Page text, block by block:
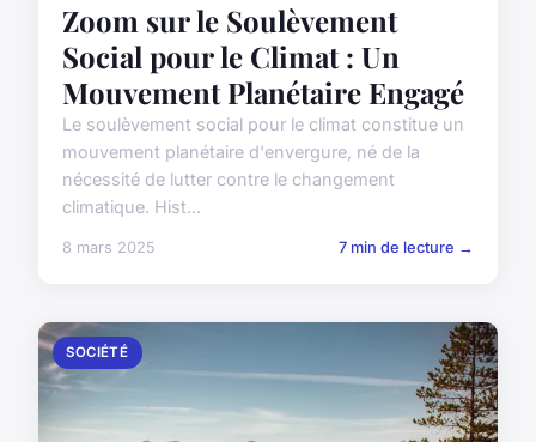
Zoom sur le Soulèvement
Social pour le Climat : Un
Mouvement Planétaire Engagé
Le soulèvement social pour le climat constitue un
mouvement planétaire d'envergure, né de la
nécessité de lutter contre le changement
climatique. Hist...
8 mars 2025 7 min de lecture →
SOCIÉTÉ